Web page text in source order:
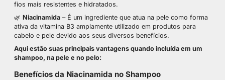
fios mais resistentes e hidratados.
🌿 Niacinamida – É um ingrediente que atua na pele como forma
ativa da vitamina B3 amplamente utilizado em produtos para
cabelo e pele devido aos seus diversos benefícios.
Aqui estão suas principais vantagens quando incluída em um
shampoo, na pele e no pelo:
Benefícios da Niacinamida no Shampoo